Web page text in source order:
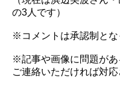
の3人です）
※コメントは承認制とな
※記事や画像に問題があ
ご連絡いただければ対応